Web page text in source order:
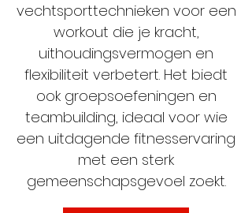
vechtsporttechnieken voor een
workout die je kracht,
uithoudingsvermogen en
flexibiliteit verbetert. Het biedt
ook groepsoefeningen en
teambuilding, ideaal voor wie
een uitdagende fitnesservaring
met een sterk
gemeenschapsgevoel zoekt.